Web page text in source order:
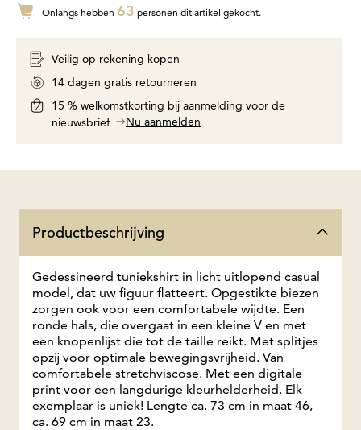
Onlangs hebben 63 personen dit artikel gekocht.
Veilig op rekening kopen
14 dagen gratis retourneren
15 % welkomstkorting bij aanmelding voor de
nieuwsbrief
Nu aanmelden
Productbeschrijving
Gedessineerd tuniekshirt in licht uitlopend casual
model, dat uw figuur flatteert. Opgestikte biezen
zorgen ook voor een comfortabele wijdte. Een
ronde hals, die overgaat in een kleine V en met
een knopenlijst die tot de taille reikt. Met splitjes
opzij voor optimale bewegingsvrijheid. Van
comfortabele stretchviscose. Met een digitale
print voor een langdurige kleurhelderheid. Elk
exemplaar is uniek! Lengte ca. 73 cm in maat 46,
ca. 69 cm in maat 23.